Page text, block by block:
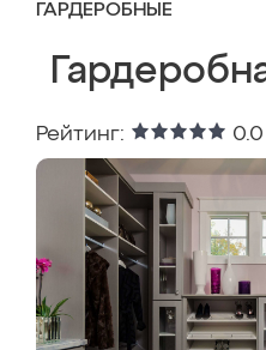
ГАРДЕРОБНЫЕ
Рейтинг: 0.0